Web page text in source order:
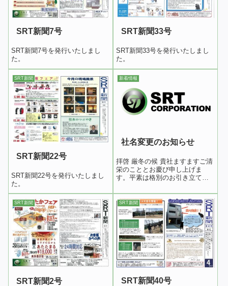
SRT新聞7号
SRT新聞7号を発行いたしまし
た。
SRT新聞33号
SRT新聞33号を発行いたしまし
た。
SRT新聞
SRT新聞22号
SRT新聞22号を発行いたしまし
た。
新着情報
社名変更のお知らせ
拝啓 厳冬の候 貴社ますますご清
栄のこととお慶び申し上げま
す。平素は格別のお引き立てを
て、このたび弊社は企業イメー
ジを一層明確にするため、平成
31年1月17日より株式会社エス・
アール・ティコーポレーション
から『株...
SRT新聞
SRT新聞2号
SRT新聞
SRT新聞40号